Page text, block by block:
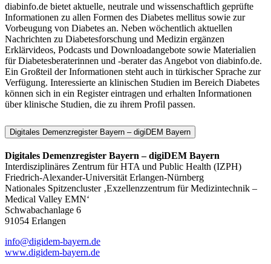
diabinfo.de bietet aktuelle, neutrale und wissenschaftlich geprüfte
Informationen zu allen Formen des Diabetes mellitus sowie zur
Vorbeugung von Diabetes an. Neben wöchentlich aktuellen
Nachrichten zu Diabetesforschung und Medizin ergänzen
Erklärvideos, Podcasts und Downloadangebote sowie Materialien
für Diabetesberaterinnen und -berater das Angebot von diabinfo.de.
Ein Großteil der Informationen steht auch in türkischer Sprache zur
Verfügung. Interessierte an klinischen Studien im Bereich Diabetes
können sich in ein Register eintragen und erhalten Informationen
über klinische Studien, die zu ihrem Profil passen.
Digitales Demenzregister Bayern – digiDEM Bayern
Digitales Demenzregister Bayern – digiDEM Bayern
Interdisziplinäres Zentrum für HTA und Public Health (IZPH)
Friedrich-Alexander-Universität Erlangen-Nürnberg
Nationales Spitzencluster ‚Exzellenzzentrum für Medizintechnik –
Medical Valley EMN‘
Schwabachanlage 6
91054 Erlangen
info@digidem-bayern.de
www.digidem-bayern.de